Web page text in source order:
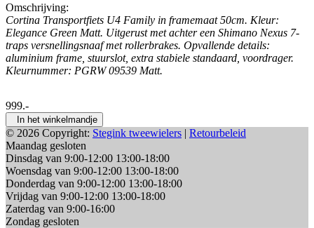
Omschrijving:
Cortina Transportfiets U4 Family in framemaat 50cm. Kleur:
Elegance Green Matt. Uitgerust met achter een Shimano Nexus 7-
traps versnellingsnaaf met rollerbrakes. Opvallende details:
aluminium frame, stuurslot, extra stabiele standaard, voordrager.
Kleurnummer: PGRW 09539 Matt.
999.-
In het winkelmandje
© 2026 Copyright: Stegink tweewielers | Retourbeleid
Maandag gesloten
Dinsdag van 9:00-12:00 13:00-18:00
Woensdag van 9:00-12:00 13:00-18:00
Donderdag van 9:00-12:00 13:00-18:00
Vrijdag van 9:00-12:00 13:00-18:00
Zaterdag van 9:00-16:00
Zondag gesloten